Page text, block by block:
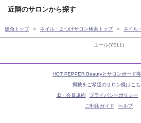
エール(YELL)
近隣のサロンから探す
総合トップ ネイル・まつげサロン検索トップ ネイル
HOT PEPPER Beautyとサロンボード
掲載をご希望のサロン様はこち
ID・会員規約
プライバシーポリシー
ご利用ガイド
ヘルプ